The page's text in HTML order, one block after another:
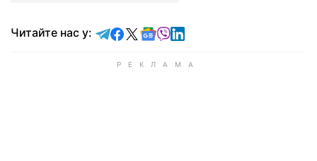
Читайте нас у: Читайте у Telegram
Читайте у Facebook
Читайте у X
Читайте у Google news
Читайте у Viber
Читайте у LinkedIn